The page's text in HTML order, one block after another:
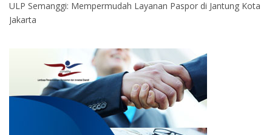
ULP Semanggi: Mempermudah Layanan Paspor di Jantung Kota
Jakarta